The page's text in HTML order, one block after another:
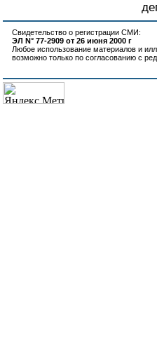
Свидетельство о регистрации СМИ:
ЭЛ N° 77-2909 от 26 июня 2000 г
Любое использование материалов и
возможно только по согласованию с